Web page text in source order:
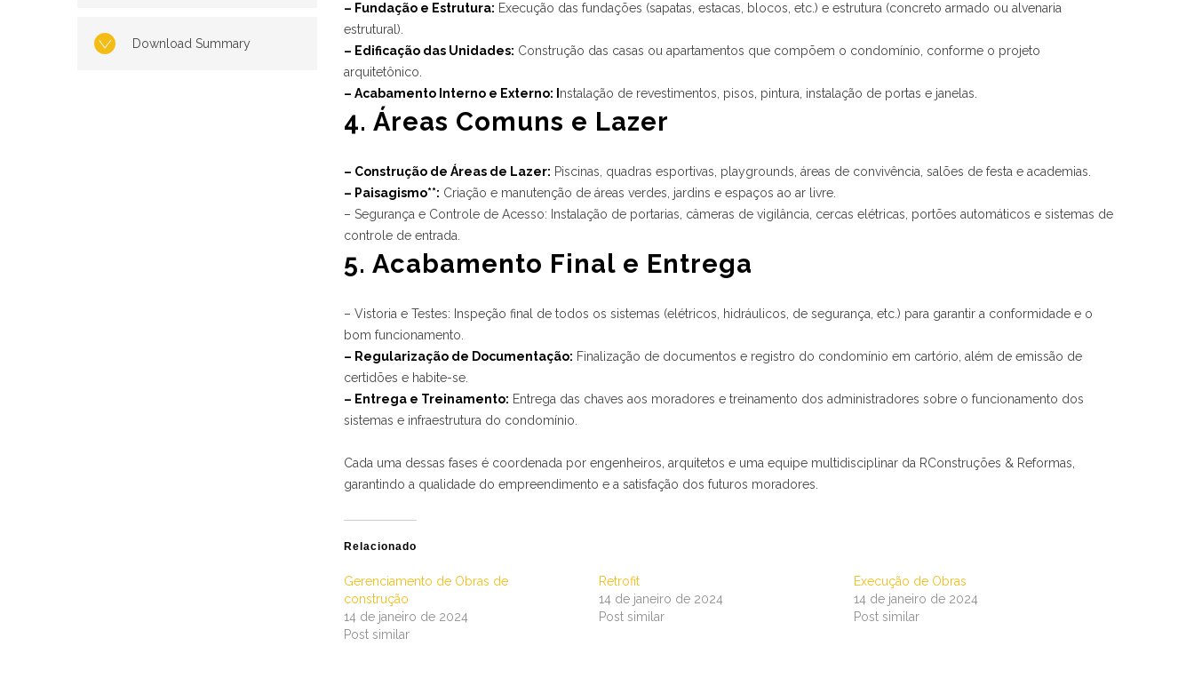
Download Summary
– Fundação e Estrutura: Execução das fundações (sapatas, estacas, blocos, etc.) e estrutura (concreto armado ou alvenaria
estrutural).
– Edificação das Unidades: Construção das casas ou apartamentos que compõem o condomínio, conforme o projeto
arquitetônico.
– Acabamento Interno e Externo: I nstalação de revestimentos, pisos, pintura, instalação de portas e janelas.
4. Áreas Comuns e Lazer
– Construção de Áreas de Lazer: Piscinas, quadras esportivas, playgrounds, áreas de convivência, salões de festa e academias.
– Paisagismo**: Criação e manutenção de áreas verdes, jardins e espaços ao ar livre.
– Segurança e Controle de Acesso: Instalação de portarias, câmeras de vigilância, cercas elétricas, portões automáticos e sistemas de
controle de entrada.
5. Acabamento Final e Entrega
– Vistoria e Testes: Inspeção final de todos os sistemas (elétricos, hidráulicos, de segurança, etc.) para garantir a conformidade e o
bom funcionamento.
– Regularização de Documentação: Finalização de documentos e registro do condomínio em cartório, além de emissão de
certidões e habite-se.
– Entrega e Treinamento: Entrega das chaves aos moradores e treinamento dos administradores sobre o funcionamento dos
sistemas e infraestrutura do condomínio.
Cada uma dessas fases é coordenada por engenheiros, arquitetos e uma equipe multidisciplinar da RConstruções & Reformas,
garantindo a qualidade do empreendimento e a satisfação dos futuros moradores.
Relacionado
Gerenciamento de Obras de
construção
14 de janeiro de 2024
Post similar
Retrofit
14 de janeiro de 2024
Post similar
Execução de Obras
14 de janeiro de 2024
Post similar